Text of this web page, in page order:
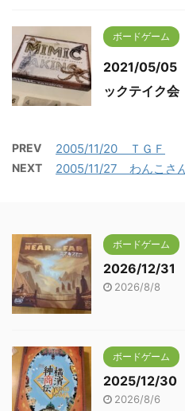
ボードゲーム
2021/05/05
ックテイク会
PREV 2005/11/20 ＴＧＦ
NEXT 2005/11/27 わんこさ
ボードゲーム
2026/12/31
2026/8/8
ボードゲーム
2025/12/30
2026/8/6